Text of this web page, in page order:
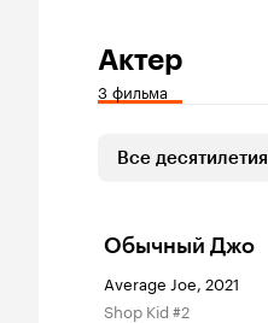
Актер
3 фильма
Все десятилетия
Обычный Джо
Average Joe, 2021
Shop Kid #2